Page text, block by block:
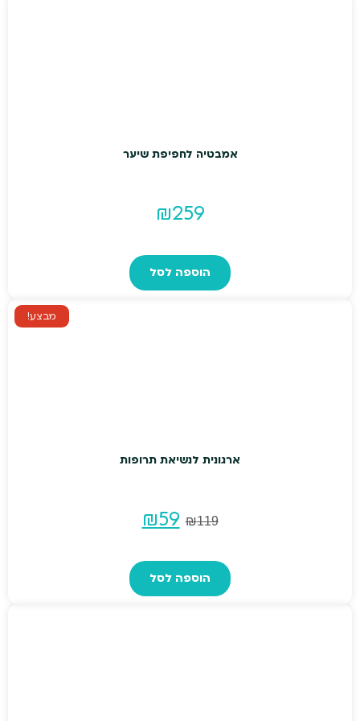
אמבטיה לחפיפת שיער
₪259
הוספה לסל
מבצע!
ארגונית לנשיאת תרופות
₪119
המחיר
היה:
₪59
הוא:
הוספה לסל